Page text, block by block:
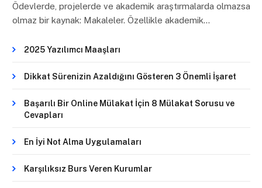
Ödevlerde, projelerde ve akademik araştırmalarda olmazsa
olmaz bir kaynak: Makaleler. Özellikle akademik…
2025 Yazılımcı Maaşları
Dikkat Sürenizin Azaldığını Gösteren 3 Önemli İşaret
Başarılı Bir Online Mülakat İçin 8 Mülakat Sorusu ve
Cevapları
En İyi Not Alma Uygulamaları
Karşılıksız Burs Veren Kurumlar